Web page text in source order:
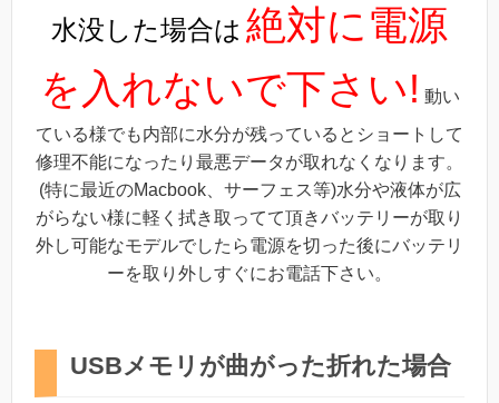
水没した場合は 絶対に電源
を入れないで下さい! 動い
ている様でも内部に水分が残っているとショートして
修理不能になったり最悪データが取れなくなります。
(特に最近のMacbook、サーフェス等)水分や液体が広
がらない様に軽く拭き取ってて頂きバッテリーが取り
外し可能なモデルでしたら電源を切った後にバッテリ
ーを取り外しすぐにお電話下さい。
USBメモリが曲がった折れた場合